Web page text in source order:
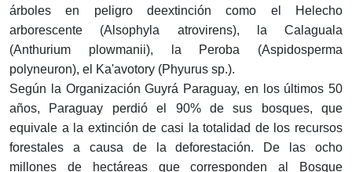
árboles en peligro deextinción como el Helecho
arborescente (Alsophyla atrovirens), la Calaguala
(Anthurium plowmanii), la Peroba (Aspidosperma
polyneuron), el Ka'avotory (Phyurus sp.).
Según la Organización Guyrá Paraguay, en los últimos 50
años, Paraguay perdió el 90% de sus bosques, que
equivale a la extinción de casi la totalidad de los recursos
forestales a causa de la deforestación. De las ocho
millones de hectáreas que corresponden al Bosque